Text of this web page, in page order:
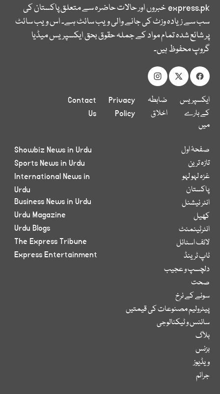
express.pkخبروں اور حالات حاضرہ سے متعلق پاکستان کی
سب سے زیادہ وزٹ کی جانے والی ویب سائٹ ہے۔ اس ویب سائٹ
پر شائع شدہ تمام مواد کے جملہ حقوق بحق ایکسپریس میڈیا
گروپ محفوظ ہیں۔
ایکسپریس
کے بارے
میں
ضابطہ
اخلاق
Privacy
Policy
Contact
Us
صفحۂ اول
تازہ ترین
غزہ لہو لہو
پاکستان
انٹر نیشنل
کھیل
انٹرٹینمنٹ
لائف اسٹائل
ٹاپ ٹرینڈ
دلچسپ و عجیب
صحت
سونے کے نرخ
پیٹرولیم مصنوعات کی قیمتیں
سائنس و ٹیکنالوجی
بلاگ
بزنس
ویڈیوز
جرائم
Showbiz News in Urdu
Sports News in Urdu
International News in
Urdu
Business News in Urdu
Urdu Magazine
Urdu Blogs
The Express Tribune
Express Entertainment